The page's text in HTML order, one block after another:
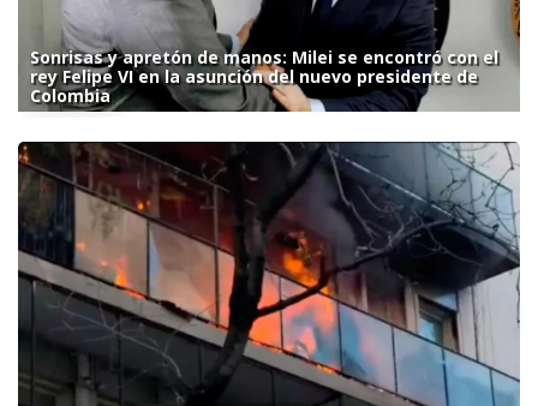
Sonrisas y apretón de manos: Milei se encontró con el
rey Felipe VI en la asunción del nuevo presidente de
Colombia